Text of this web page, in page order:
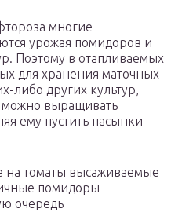
многие
урожая помидоров и
Поэтому в отапливаемых
для хранения маточных
либо других культур,
выращивать
ему пустить пасынки
на томаты высаживаемые
помидоры
очередь